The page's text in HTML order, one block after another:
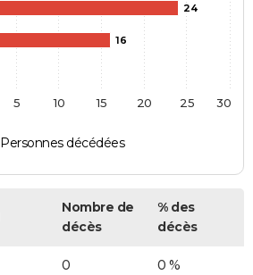
24
16
Personnes décédées
5 10 15 20 25 30
Nombre de
décès
% des
décès
0 0 %